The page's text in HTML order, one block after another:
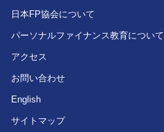
日本FP協会について
パーソナルファイナンス教育について
アクセス
お問い合わせ
English
サイトマップ